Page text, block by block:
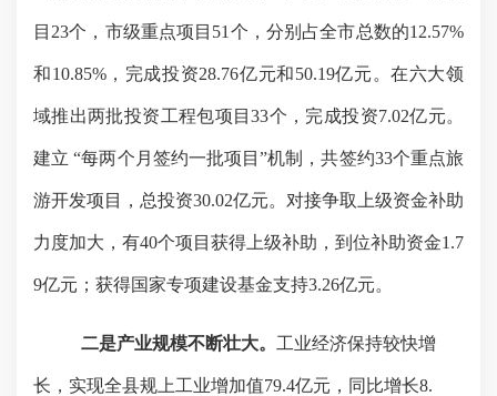
目 23个，市级重点项目 51 个，分别占全市总数的12.57%
和10.85%，完成投资28.76亿元和50.19亿元。在六大领
域推出两批投资工程包项目33个，完成投资7.02亿元。
建立 “每两个月签约一批项目”机制，共签约33个重点旅
游开发项目，总投资30.02亿元。对接争取上级资金补助
力度加大，有40个项目获得上级补助，到位补助资金1.7
9亿元；获得国家专项建设基金支持3.26亿元。
二是产业规模不断壮大。 工业经济保持较快增
长，实现全县规上工业增加值79.4亿元，同比增长8.